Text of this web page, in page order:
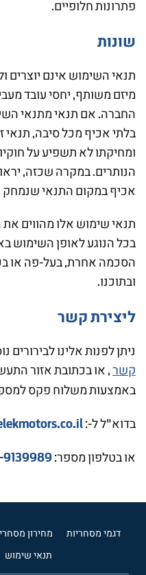
פתרונות חלופיים.
שונות
תנאי השימוש אינם יוצרים
מיזם משותף, יחסי עובד
החברה. אם תנאי מתנאי
בלתי אכיף מכל סיבה,
ומחיקתו לא תשפיע על
הנותרים. במקרה שכזה,
אכיף במקום התנאי שנמחק
תנאי שימוש אלו מהווים
בכל הנוגע לאופן השימוש
הסכמה אחרת, בעל-פה או
ובתוכנו.
ליצירת קשר
ניתן לפנות אלינו לבירורים
קשר
באמצעות משלוח פקס
בדוא"ל ל-:
או בטלפון מספר:
דגמי מסחריות מחירון
תנאי שימוש